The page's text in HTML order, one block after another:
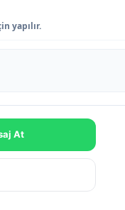
yapılır.
At